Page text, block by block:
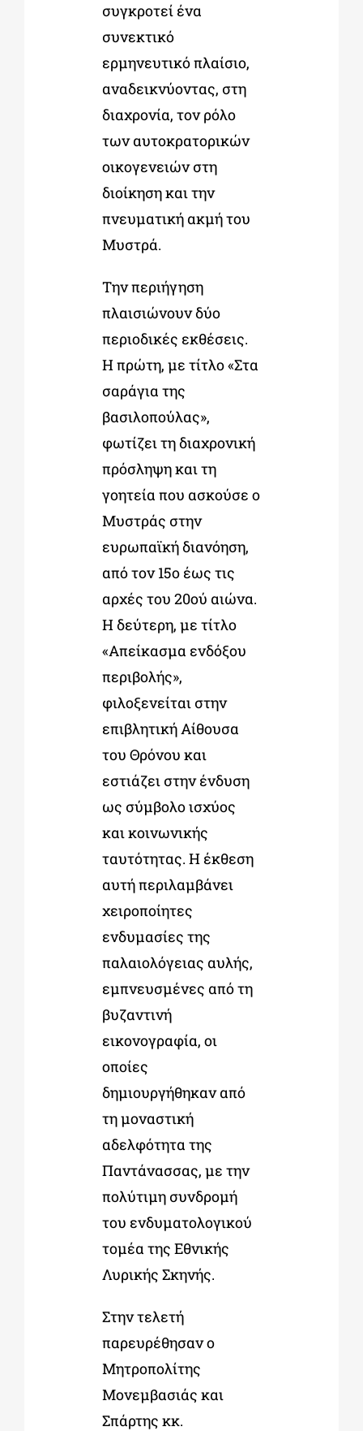
συγκροτεί ένα
συνεκτικό
ερμηνευτικό πλαίσιο,
αναδεικνύοντας, στη
διαχρονία, τον ρόλο
των αυτοκρατορικών
οικογενειών στη
διοίκηση και την
πνευματική ακμή του
Μυστρά.
Την περιήγηση
πλαισιώνουν δύο
περιοδικές εκθέσεις.
Η πρώτη, με τίτλο «Στα
σαράγια της
βασιλοπούλας»,
φωτίζει τη διαχρονική
πρόσληψη και τη
γοητεία που ασκούσε ο
Μυστράς στην
ευρωπαϊκή διανόηση,
από τον 15ο έως τις
αρχές του 20ού αιώνα.
Η δεύτερη, με τίτλο
«Απείκασμα ενδόξου
περιβολής»,
φιλοξενείται στην
επιβλητική Αίθουσα
του Θρόνου και
εστιάζει στην ένδυση
ως σύμβολο ισχύος
και κοινωνικής
ταυτότητας. Η έκθεση
αυτή περιλαμβάνει
χειροποίητες
ενδυμασίες της
παλαιολόγειας αυλής,
εμπνευσμένες από τη
βυζαντινή
εικονογραφία, οι
οποίες
δημιουργήθηκαν από
τη μοναστική
αδελφότητα της
Παντάνασσας, με την
πολύτιμη συνδρομή
του ενδυματολογικού
τομέα της Εθνικής
Λυρικής Σκηνής.
Στην τελετή
παρευρέθησαν ο
Μητροπολίτης
Μονεμβασιάς και
Σπάρτης κκ.